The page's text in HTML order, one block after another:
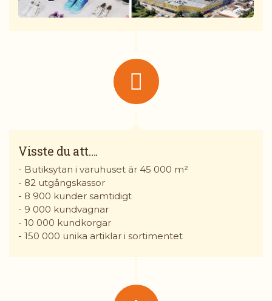
Visste du att….
- Butiksytan i varuhuset är 45 000 m²
- 82 utgångskassor
- 8 900 kunder samtidigt
- 9 000 kundvagnar
- 10 000 kundkorgar
- 150 000 unika artiklar i sortimentet